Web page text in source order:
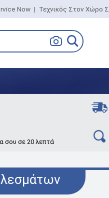
Now | Τεχνικός Στον Χώρο
σου σε 20 λεπτά